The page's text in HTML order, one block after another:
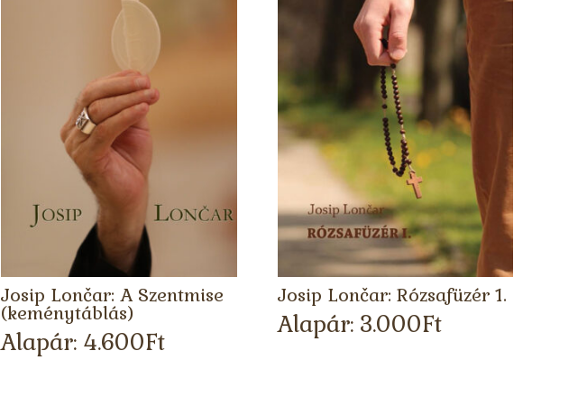
Josip Lončar: A Szentmise
(keménytáblás)
Alapár: 4.600Ft
Josip Lončar: Rózsafüzér 1.
Alapár: 3.000Ft